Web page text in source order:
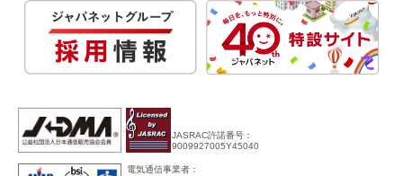
JASRAC許諾番号：
9009927005Y45040
電気通信事業者：